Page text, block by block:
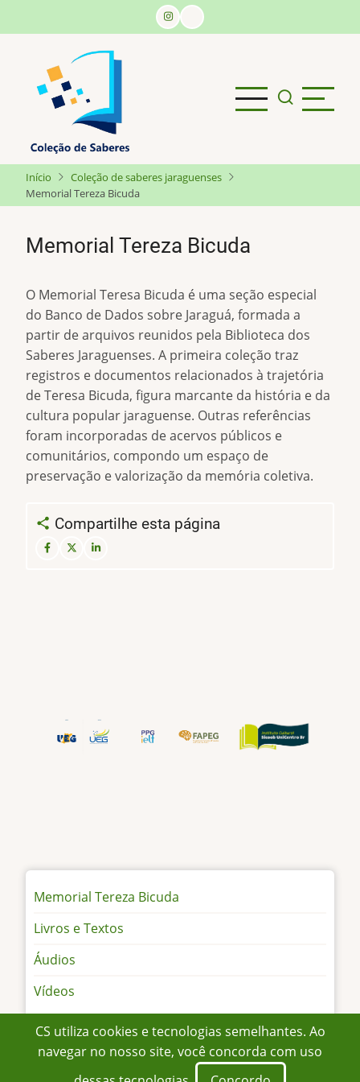
para
conteúdo
principal
Início
Coleção de saberes jaraguenses
Memorial Tereza Bicuda
Memorial Tereza Bicuda
O Memorial Teresa Bicuda é uma seção especial
do Banco de Dados sobre Jaraguá, formada a
partir de arquivos reunidos pela Biblioteca dos
Saberes Jaraguenses. A primeira coleção traz
registros e documentos relacionados à trajetória
de Teresa Bicuda, figura marcante da história e da
cultura popular jaraguense. Outras referências
foram incorporadas de acervos públicos e
comunitários, compondo um espaço de
preservação e valorização da memória coletiva.
Compartilhe esta página
Memorial
Bicuda
vertical
Memorial Tereza Bicuda
Livros e Textos
Áudios
Vídeos
© 2026 CS, All rights reserved.
CS utiliza cookies e tecnologias semelhantes. Ao
navegar no nosso site, você concorda com uso